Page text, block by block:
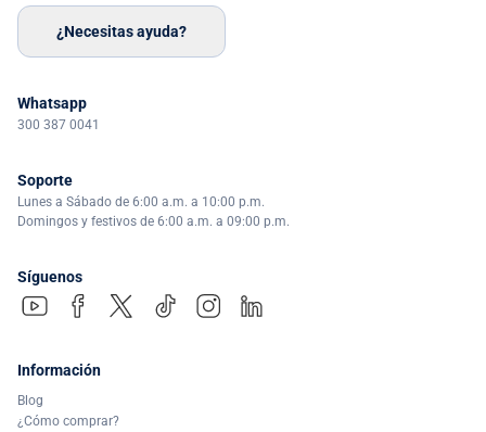
¿Necesitas ayuda?
Whatsapp
300 387 0041
Soporte
Lunes a Sábado de 6:00 a.m. a 10:00 p.m.
Domingos y festivos de 6:00 a.m. a 09:00 p.m.
Síguenos
Información
Blog
¿Cómo comprar?